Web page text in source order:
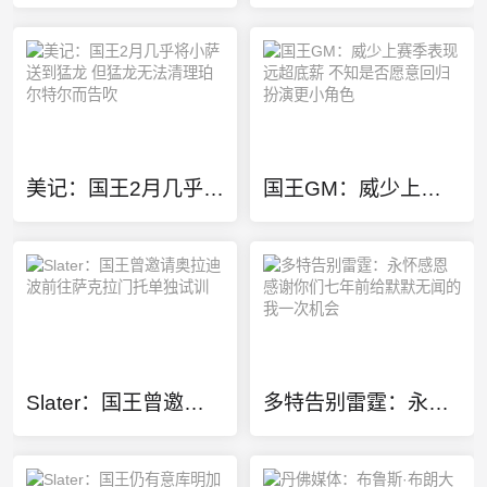
美记：国王2月几乎将小萨送到猛龙 但猛龙无法清理珀尔特尔而告吹 国王GM：威少上赛季表现远超底薪 不知是否愿意回归扮演更小角色
Slater：国王曾邀请奥拉迪波前往萨克拉门托单独试训 多特告别雷霆：永怀感恩 感谢你们七年前给默默无闻的我一次机会